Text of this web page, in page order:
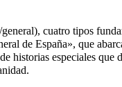
cuatro tipos
de España», que
historias especiales que